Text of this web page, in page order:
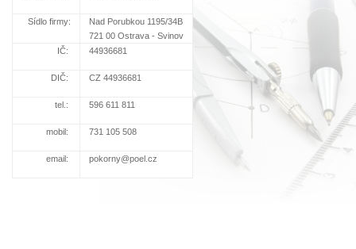
Sídlo firmy:
Nad Porubkou 1195/34B
721 00 Ostrava - Svinov
IČ:
44936681
DIČ: CZ 44936681
tel.: 596 611 811
mobil: 731 105 508
email: pokorny@poel.cz